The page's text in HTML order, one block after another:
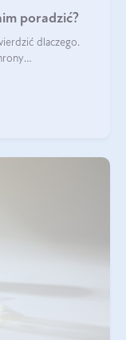
poradzić?
dlaczego.